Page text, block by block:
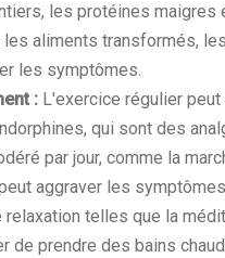
les protéines
les aliments transformés,
les symptômes.
: L'exercice régulier
qui sont des
par jour, comme la
aggraver les
telles que la
de prendre des bains